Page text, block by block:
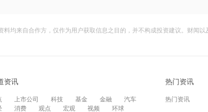
料均来自合作方，仅作为用户获取信息之目的，并不构成投资建议。财闻
资讯
上市公司 科技 基金 金融
汽车
消费 观点 宏观 视频 环球
热门资讯
热门资讯